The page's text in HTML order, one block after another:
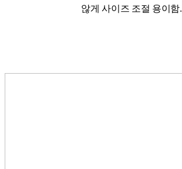
않게 사이즈 조절 용이함.